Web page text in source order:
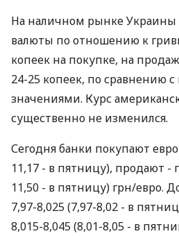
На наличном рынке Украины
валюты по отношению к
копеек на покупке, на
24-25 копеек, по сравнению
значениями. Курс
существенно не изменился.
Сегодня банки покупают
11,17 - в пятницу), продают -
11,50 - в пятницу) грн/евро.
7,97-8,025 (7,97-8,02 - в
8,015-8,045 (8,01-8,05 - в